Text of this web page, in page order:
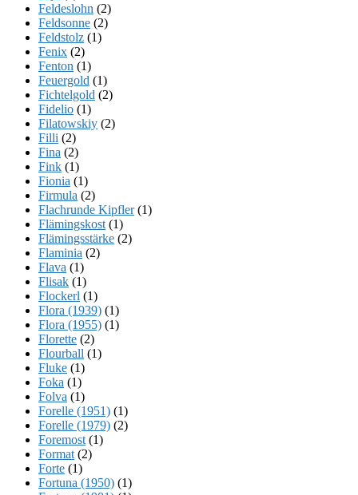
Feldeslohn (2)
Feldsonne (2)
Feldstolz (1)
Fenix (2)
Fenton (1)
Feuergold (1)
Fichtelgold (2)
Fidelio (1)
Filatowskiy (2)
Filli (2)
Fina (2)
Fink (1)
Fionia (1)
Firmula (2)
Flachrunde Kipfler(1)
Flämingskost (1)
Flämingsstärke (2)
Flaminia (2)
Flava (1)
Flisak (1)
Flockerl (1)
Flora (1939) (1)
Flora (1955) (1)
Florette (2)
Flourball (1)
Fluke (1)
Foka (1)
Folva (1)
Forelle (1951) (1)
Forelle (1979) (2)
Foremost (1)
Format (2)
Forte (1)
Fortuna (1950) (1)